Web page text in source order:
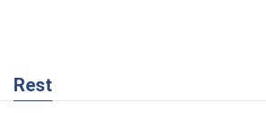
Rest